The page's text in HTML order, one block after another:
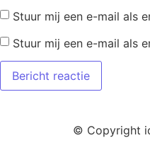
Stuur mij een e-mail als
Stuur mij een e-mail als
© Copyright